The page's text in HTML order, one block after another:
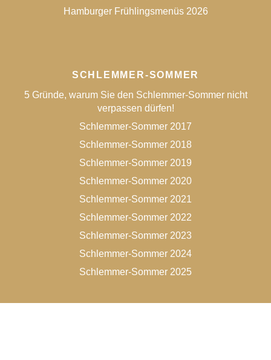
Hamburger Frühlingsmenüs 2026
SCHLEMMER-SOMMER
5 Gründe, warum Sie den Schlemmer-Sommer nicht
verpassen dürfen!
Schlemmer-Sommer 2017
Schlemmer-Sommer 2018
Schlemmer-Sommer 2019
Schlemmer-Sommer 2020
Schlemmer-Sommer 2021
Schlemmer-Sommer 2022
Schlemmer-Sommer 2023
Schlemmer-Sommer 2024
Schlemmer-Sommer 2025